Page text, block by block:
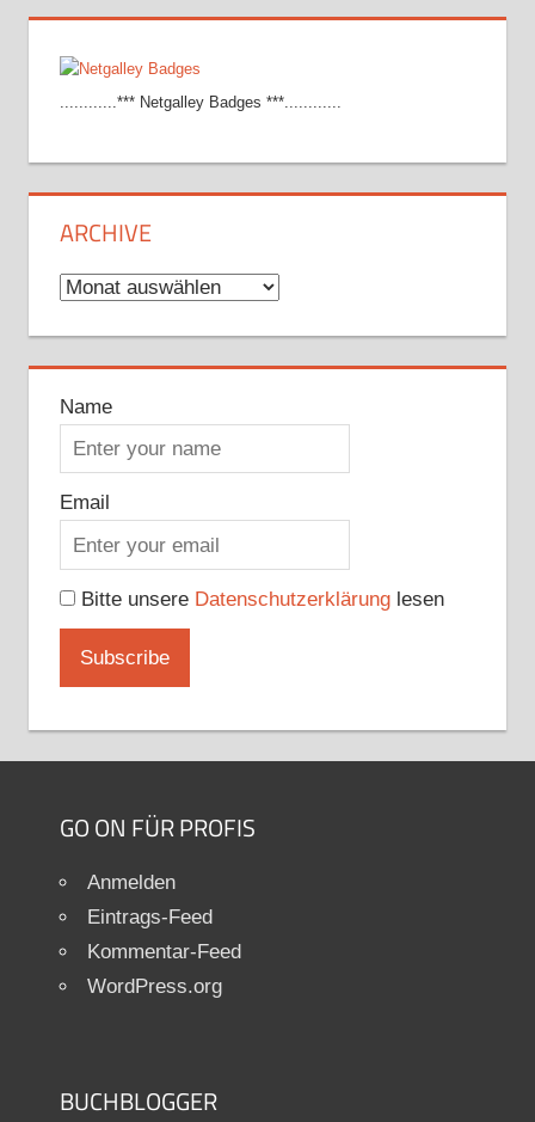
............*** Netgalley Badges ***............
ARCHIVE
Archive
Name
Email
Bitte unsere Datenschutzerklärunglesen
GO ON FÜR PROFIS
Anmelden
Eintrags-Feed
Kommentar-Feed
WordPress.org
BUCHBLOGGER